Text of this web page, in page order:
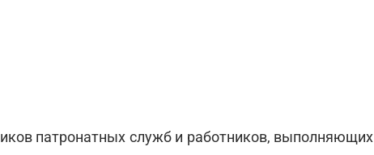
патронатных служб и работников, выполняющих